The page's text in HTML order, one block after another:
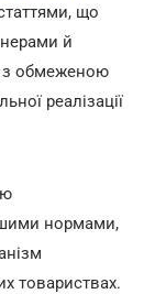
що
й
з обмеженою
реалізації
нормами,
товариствах.